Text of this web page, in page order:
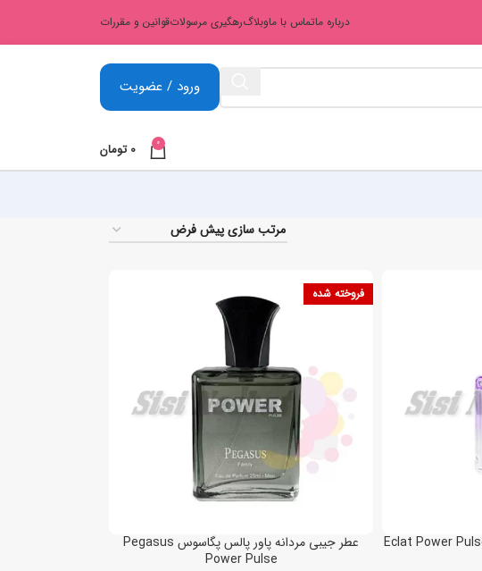
درباره ماتماس با ماوبلاگرهگیری مرسولاتقوانین و مقررات
ورود / عضویت
0
0 تومان
فروخته شده
عطر جیبی مردانه پاور پالس پگاسوس Pegasus
Power Pulse